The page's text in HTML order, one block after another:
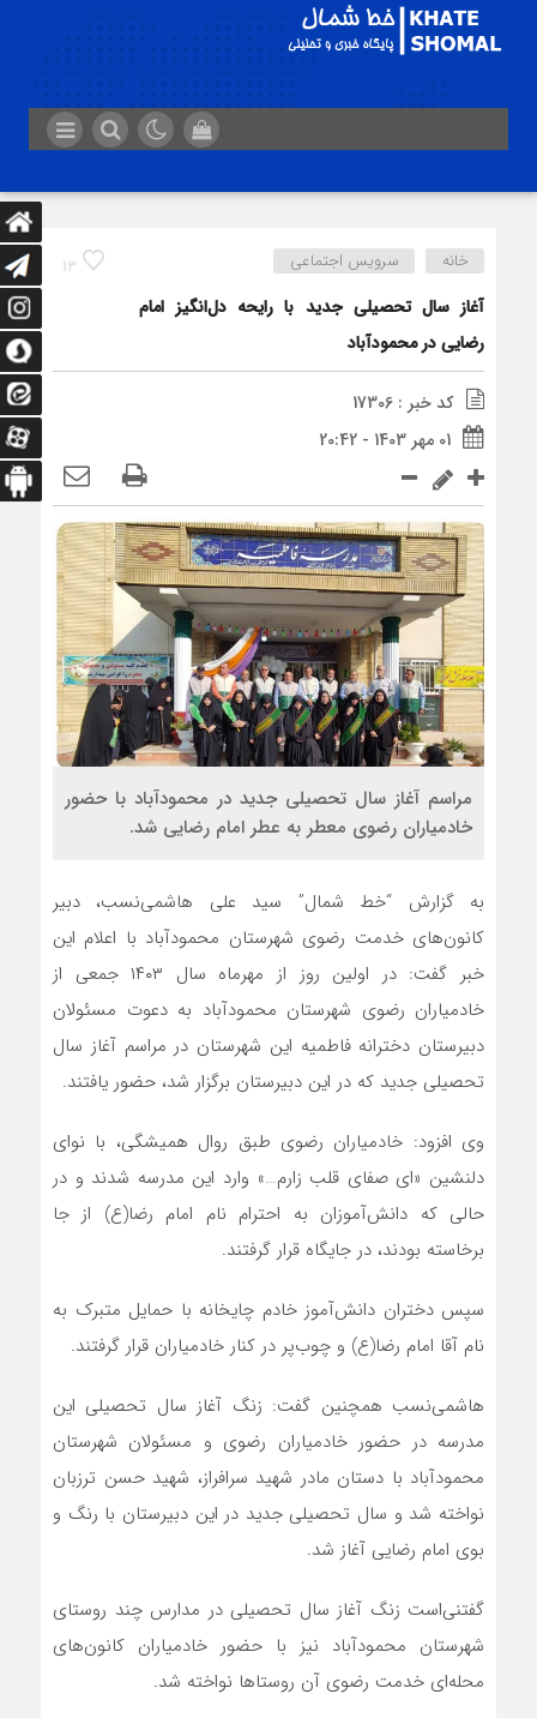
13 خانه سرویس اجتماعی
آغاز سال تحصیلی جدید با رایحه دل‌انگیز امام
رضایی در محمودآباد
کد خبر : 17306
01 مهر 1403 - 20:42
مراسم آغاز سال تحصیلی جدید در محمودآباد با حضور
خادمیاران رضوی معطر به عطر امام رضایی شد.
به گزارش “خط شمال” سید علی هاشمی‌نسب، دبیر
کانون‌های خدمت رضوی شهرستان محمودآباد با اعلام این
خبر گفت: در اولین روز از مهرماه سال ۱۴۰۳ جمعی از
خادمیاران رضوی شهرستان محمودآباد به دعوت مسئولان
دبیرستان دخترانه فاطمیه این شهرستان در مراسم آغاز سال
تحصیلی جدید که در این دبیرستان برگزار شد، حضور یافتند.
وی افزود: خادمیاران رضوی طبق روال همیشگی، با نوای
دلنشین «ای صفای قلب زارم…» وارد این مدرسه شدند و در
حالی که دانش‌آموزان به احترام نام امام رضا(ع) از جا
برخاسته بودند، در جایگاه قرار گرفتند.
سپس دختران دانش‌آموز خادم چایخانه با حمایل متبرک به
نام آقا امام رضا(ع) و چوب‌پر در کنار خادمیاران قرار گرفتند.
هاشمی‌نسب همچنین گفت: زنگ آغاز سال تحصیلی این
مدرسه در حضور خادمیاران رضوی و مسئولان شهرستان
محمودآباد با دستان مادر شهید سرافراز، شهید حسن ترزبان
نواخته شد و سال تحصیلی جدید در این دبیرستان با رنگ و
بوی امام رضایی آغاز شد.
گفتنی‌است زنگ آغاز سال تحصیلی در مدارس چند روستای
شهرستان محمودآباد نیز با حضور خادمیاران کانون‌های
محله‌ای خدمت رضوی آن روستاها نواخته شد.